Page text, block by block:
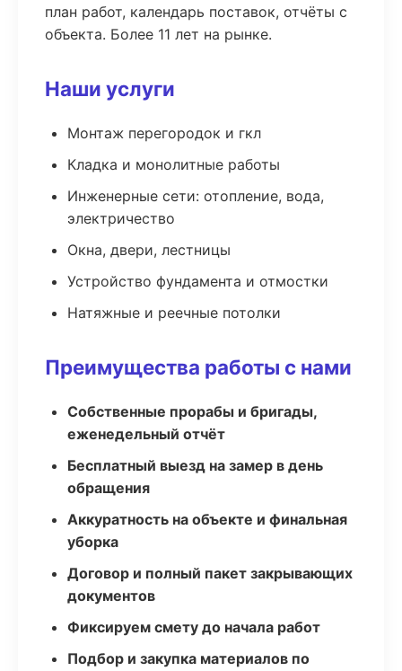
план работ, календарь поставок, отчёты с
объекта. Более 11 лет на рынке.
Наши услуги
Монтаж перегородок и гкл
Кладка и монолитные работы
Инженерные сети: отопление, вода,
электричество
Окна, двери, лестницы
Устройство фундамента и отмостки
Натяжные и реечные потолки
Преимущества работы с нами
Собственные прорабы и бригады,
еженедельный отчёт
Бесплатный выезд на замер в день
обращения
Аккуратность на объекте и финальная
уборка
Договор и полный пакет закрывающих
документов
Фиксируем смету до начала работ
Подбор и закупка материалов по